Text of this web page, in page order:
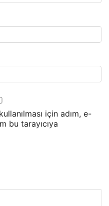
için adım, e-
bu tarayıcıya